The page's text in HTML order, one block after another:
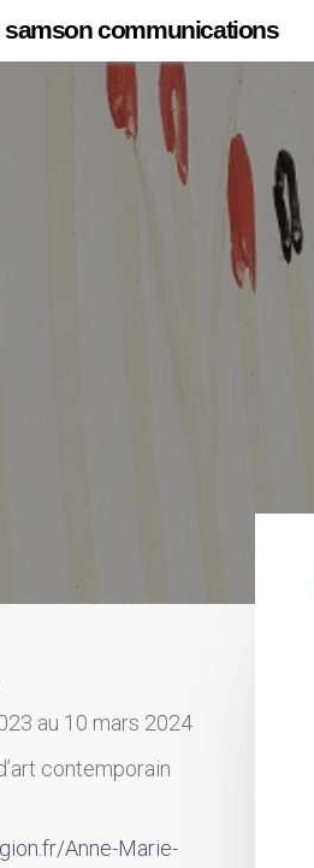
samson communications
au 10 mars 2024
contemporain
Anne-Marie-